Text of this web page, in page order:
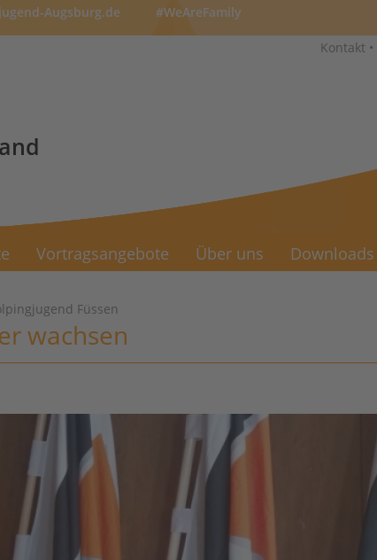
Augsburg.de #WeAreFamily
Kontakt •
Vortragsangebote Über uns Downloads
Füssen
wachsen